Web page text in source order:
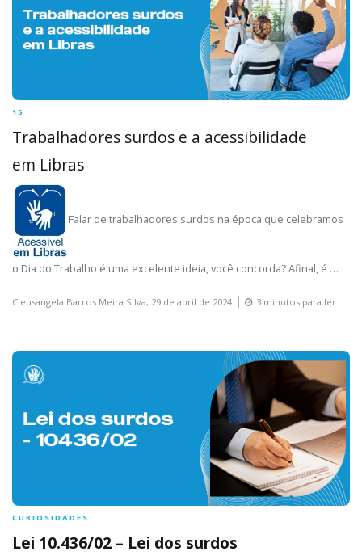
15
Trabalhadores surdos e a acessibilidade
em Libras
Falar de trabalhadores surdos na época que celebramos
o Dia do Trabalho é uma excelente ideia, você concorda? Afinal, é …
Cleusangela Barros Meira Silva, 29 de abril de 2024 3 minutos para ler
CURIOSIDADES
Lei 10.436/02 – Lei dos surdos